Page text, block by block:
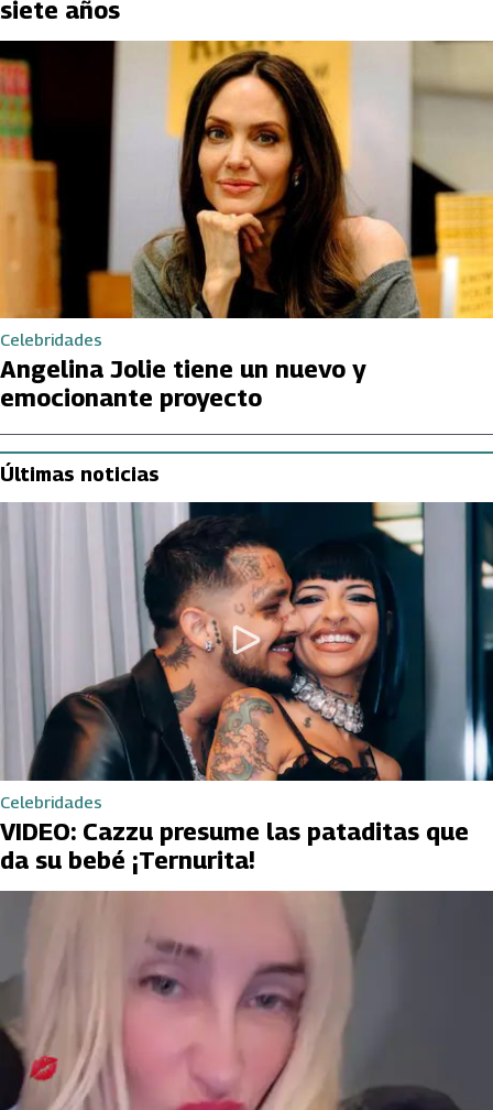
siete años
Celebridades
Angelina Jolie tiene un nuevo y
emocionante proyecto
Últimas noticias
Celebridades
VIDEO: Cazzu presume las pataditas que
da su bebé ¡Ternurita!